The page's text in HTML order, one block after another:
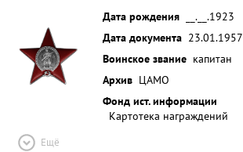
Дата рождения
__.__.1923
Дата документа 23.01.1957
Воинское звание капитан
Архив ЦАМО
Фонд ист. информации
Картотека награждений
Ещё